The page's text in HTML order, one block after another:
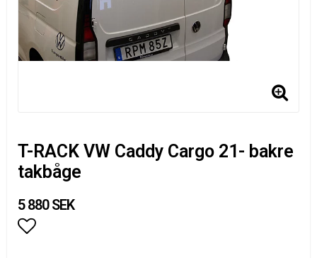
T-RACK VW Caddy Cargo 21- bakre
takbåge
5 880 SEK